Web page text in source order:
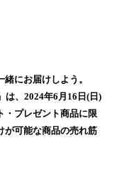
にお届けしよう。
は、2024年6月16日(日)
・プレゼント商品に限
が可能な商品の売れ筋